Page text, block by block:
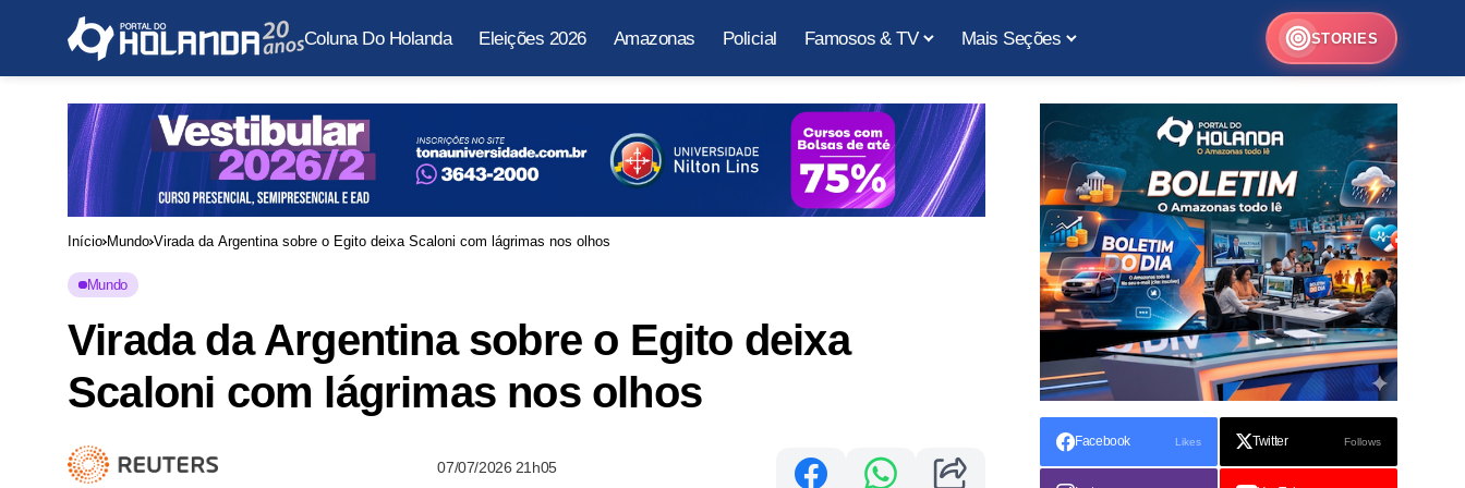
Coluna Do Holanda Eleições 2026 Amazonas Policial Famosos & TV Mais Seções STORIES
Início Mundo Virada da Argentina sobre o Egito deixa Scaloni com lágrimas nos olhos
Mundo
Virada da Argentina sobre o Egito deixa
Scaloni com lágrimas nos olhos
07/07/2026 21h05
Facebook Likes Twitter Follows